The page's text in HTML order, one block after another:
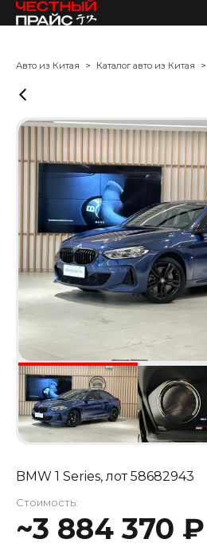
Авто из Китая Каталог авто из Китая
BMW 1 Series, лот58682943
Стоимость:
~3 884 370 ₽